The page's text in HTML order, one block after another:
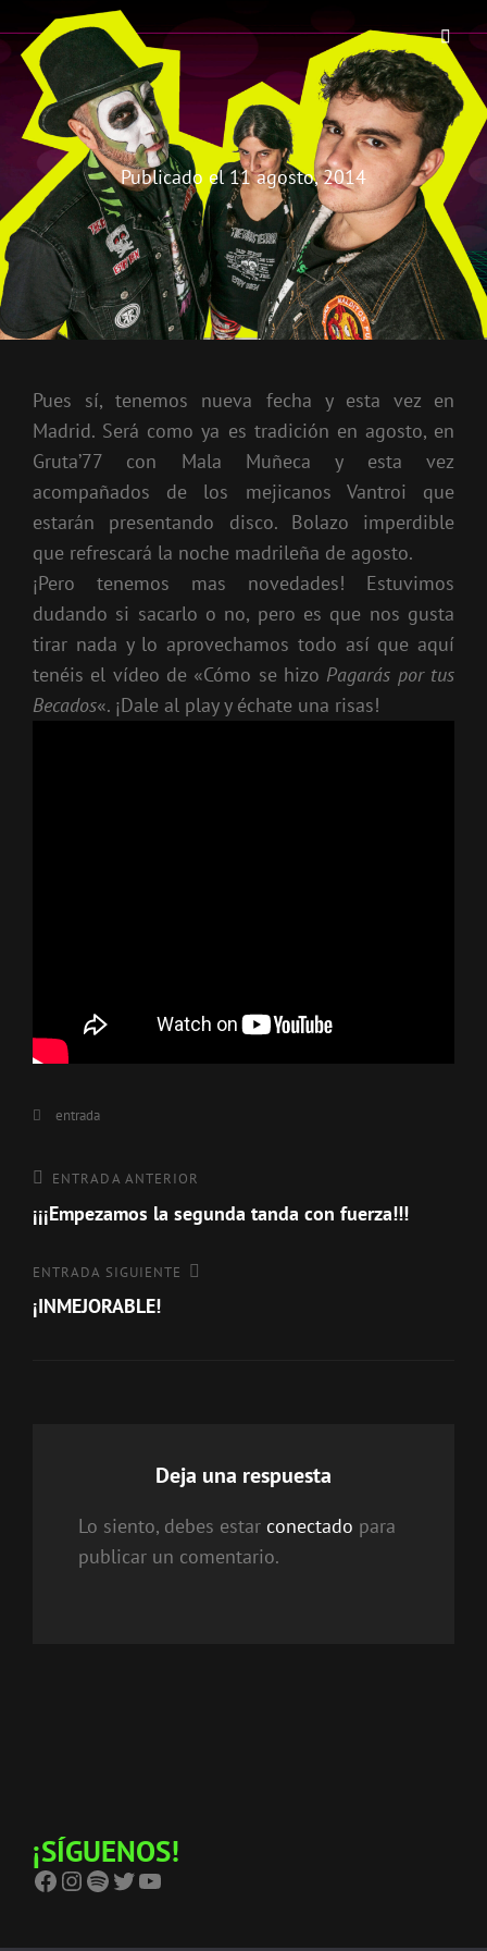
THE BIRRA'S TERROR
Aterrorizando Birras Desde 2010
Publicado el11 agosto, 2014
Pues sí, tenemos nueva fecha y esta vez en
Madrid. Será como ya es tradición en agosto, en
Gruta’77 con Mala Muñeca y esta vez
acompañados de los mejicanos Vantroi que
estarán presentando disco. Bolazo imperdible
que refrescará la noche madrileña de agosto.
¡Pero tenemos mas novedades! Estuvimos
dudando si sacarlo o no, pero es que nos gusta
tirar nada y lo aprovechamos todo así que aquí
tenéis el vídeo de «Cómo se hizo Pagarás por tus
Becados«. ¡Dale al play y échate una risas!
Categorías
entrada
Navegación
de
Entrada
anterior
ENTRADA ANTERIOR
¡¡¡Empezamos la segunda tanda con fuerza!!!
Entrada
siguiente
ENTRADA SIGUIENTE
¡INMEJORABLE!
Deja una respuesta
Lo siento, debes estar conectado para
publicar un comentario.
¡SÍGUENOS!
Facebook Instagram Spotify Twitter YouTube